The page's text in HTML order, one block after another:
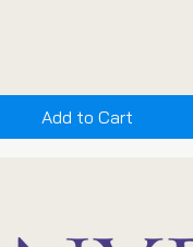
Add to Cart